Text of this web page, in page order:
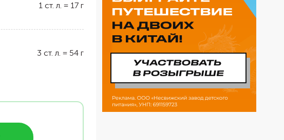
1 ст. л. = 17 г
3 ст. л. = 54 г